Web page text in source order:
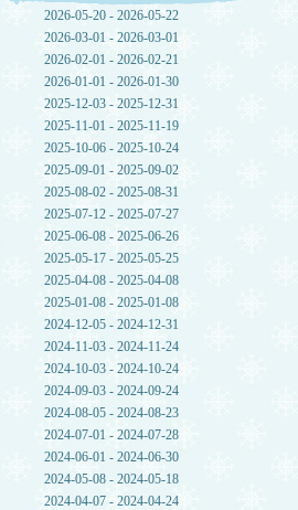
2026-05-20 - 2026-05-22
2026-03-01 - 2026-03-01
2026-02-01 - 2026-02-21
2026-01-01 - 2026-01-30
2025-12-03 - 2025-12-31
2025-11-01 - 2025-11-19
2025-10-06 - 2025-10-24
2025-09-01 - 2025-09-02
2025-08-02 - 2025-08-31
2025-07-12 - 2025-07-27
2025-06-08 - 2025-06-26
2025-05-17 - 2025-05-25
2025-04-08 - 2025-04-08
2025-01-08 - 2025-01-08
2024-12-05 - 2024-12-31
2024-11-03 - 2024-11-24
2024-10-03 - 2024-10-24
2024-09-03 - 2024-09-24
2024-08-05 - 2024-08-23
2024-07-01 - 2024-07-28
2024-06-01 - 2024-06-30
2024-05-08 - 2024-05-18
2024-04-07 - 2024-04-24